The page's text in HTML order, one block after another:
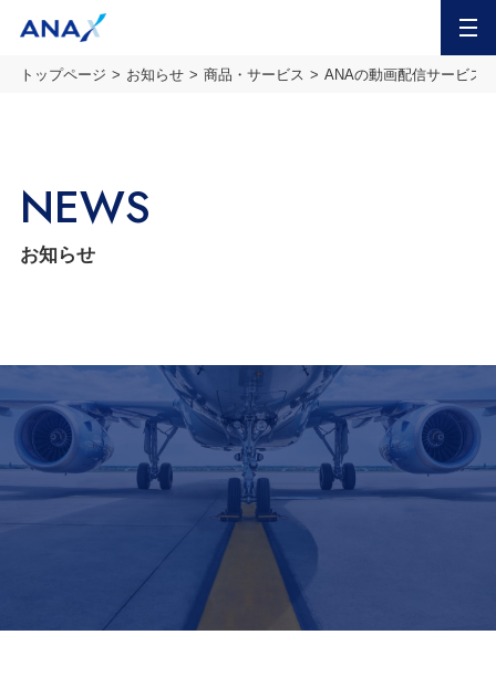
トップページ お知らせ 商品・サービス ANAの動画配信サービス
NEWS
お知らせ